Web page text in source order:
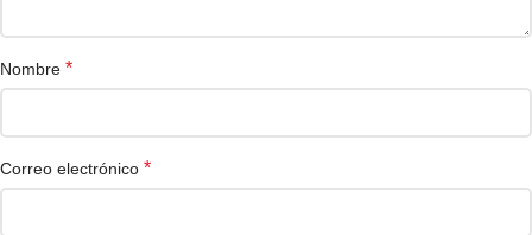
Nombre *
Correo electrónico *